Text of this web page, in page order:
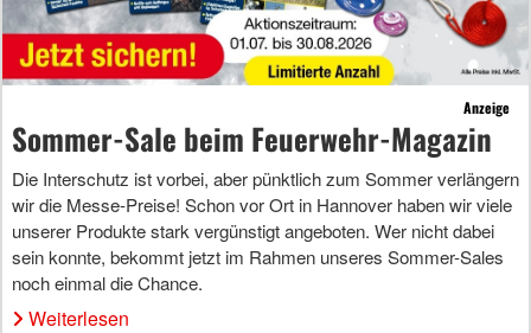
Anzeige
Sommer-Sale beim Feuerwehr-Magazin
Die Interschutz ist vorbei, aber pünktlich zum Sommer verlängern
wir die Messe-Preise! Schon vor Ort in Hannover haben wir viele
unserer Produkte stark vergünstigt angeboten. Wer nicht dabei
sein konnte, bekommt jetzt im Rahmen unseres Sommer-Sales
noch einmal die Chance.
Weiterlesen